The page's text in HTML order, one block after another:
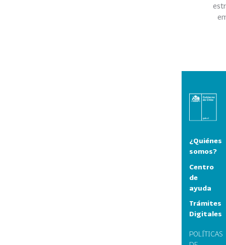
¿Quiénes
somos?
Centro
de
ayuda
Trámites
Digitales
POLÍTICAS